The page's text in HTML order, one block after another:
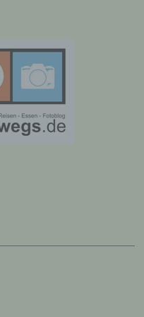
oder juristische
oder andere
sind, die